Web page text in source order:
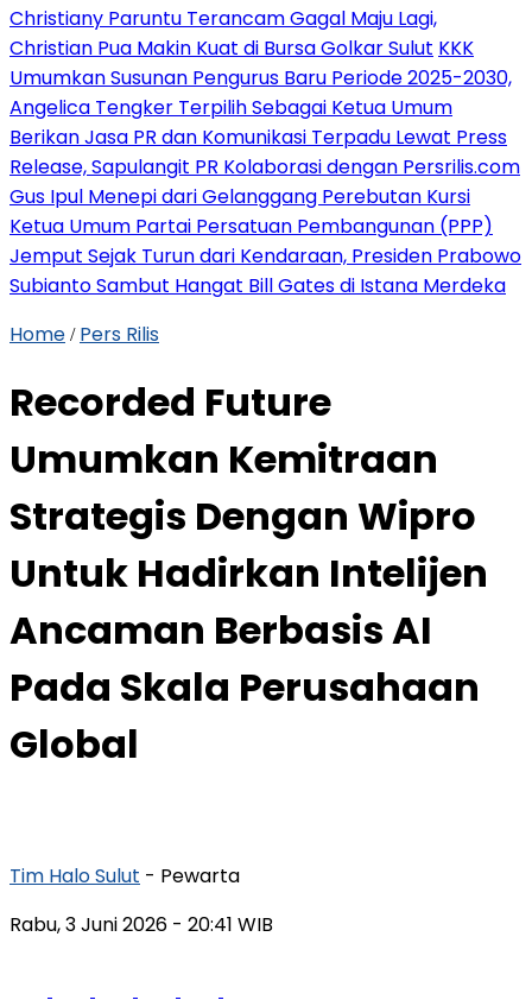
Christiany Paruntu Terancam Gagal Maju Lagi,
Christian Pua Makin Kuat di Bursa Golkar Sulut KKK
Umumkan Susunan Pengurus Baru Periode 2025-2030,
Angelica Tengker Terpilih Sebagai Ketua Umum
Berikan Jasa PR dan Komunikasi Terpadu Lewat Press
Release, Sapulangit PR Kolaborasi dengan Persrilis.com
Gus Ipul Menepi dari Gelanggang Perebutan Kursi
Ketua Umum Partai Persatuan Pembangunan (PPP)
Jemput Sejak Turun dari Kendaraan, Presiden Prabowo
Subianto Sambut Hangat Bill Gates di Istana Merdeka
Home / Pers Rilis
Recorded Future
Umumkan Kemitraan
Strategis Dengan Wipro
Untuk Hadirkan Intelijen
Ancaman Berbasis AI
Pada Skala Perusahaan
Global
Tim Halo Sulut - Pewarta
Rabu, 3 Juni 2026 - 20:41 WIB